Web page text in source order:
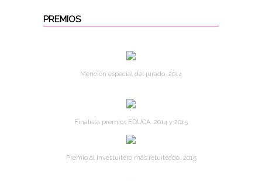
PREMIOS
Mención especial del jurado. 2014
Finalista premios EDUCA. 2014 y 2015
Premio al Investuitero más retuiteado. 2015